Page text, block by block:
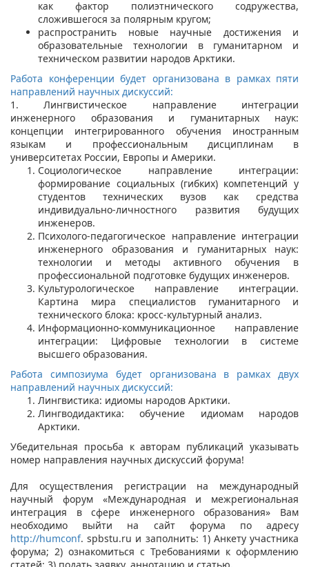
как фактор полиэтнического содружества,
сложившегося за полярным кругом;
распространить новые научные достижения и
образовательные технологии в гуманитарном и
техническом развитии народов Арктики.
Работа конференции будет организована в рамках пяти
направлений научных дискуссий:
1. Лингвистическое направление интеграции
инженерного образования и гуманитарных наук:
концепции интегрированного обучения иностранным
языкам и профессиональным дисциплинам в
университетах России, Европы и Америки.
Социологическое направление интеграции:
формирование социальных (гибких) компетенций у
студентов технических вузов как средства
индивидуально-личностного развития будущих
инженеров.
Психолого-педагогическое направление интеграции
инженерного образования и гуманитарных наук:
технологии и методы активного обучения в
профессиональной подготовке будущих инженеров.
Культурологическое направление интеграции.
Картина мира специалистов гуманитарного и
технического блока: кросс-культурный анализ.
Информационно-коммуникационное направление
интеграции: Цифровые технологии в системе
высшего образования.
Работа симпозиума будет организована в рамках двух
направлений научных дискуссий:
Лингвистика: идиомы народов Арктики.
Лингводидактика: обучение идиомам народов
Арктики.
Убедительная просьба к авторам публикаций указывать
номер направления научных дискуссий форума!
Для осуществления регистрации на международный
научный форум «Международная и межрегиональная
интеграция в сфере инженерного образования» Вам
необходимо выйти на сайт форума по адресу
http://humconf. spbstu.ru и заполнить: 1) Анкету участника
форума; 2) ознакомиться с Требованиями к оформлению